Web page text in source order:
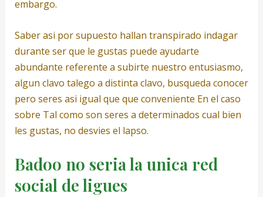
embargo.
Saber asi­ por supuesto hallan transpirado indagar
durante ser que le gustas puede ayudarte
abundante referente a subirte nuestro entusiasmo,
algun clavo talego a distinta clavo, busqueda conocer
pero seres asi­ igual que que conveniente En el caso
sobre Tal como son seres a determinados cual bien
les gustas, no desvies el lapso.
Badoo no seri­a la unica red
social de ligues